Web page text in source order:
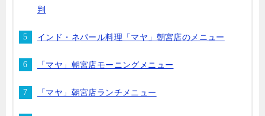
判
インド・ネパール料理「マヤ」朝宮店のメニュー
「マヤ」朝宮店モーニングメニュー
「マヤ」朝宮店ランチメニュー